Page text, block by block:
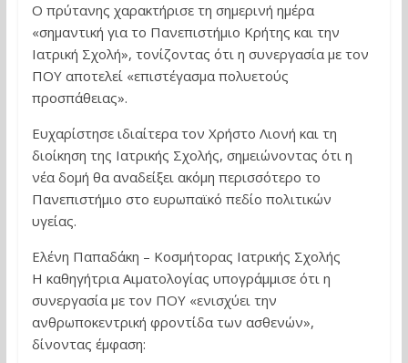
Ο πρύτανης χαρακτήρισε τη σημερινή ημέρα
«σημαντική για το Πανεπιστήμιο Κρήτης και την
Ιατρική Σχολή», τονίζοντας ότι η συνεργασία με τον
ΠΟΥ αποτελεί «επιστέγασμα πολυετούς
προσπάθειας».
Ευχαρίστησε ιδιαίτερα τον Χρήστο Λιονή και τη
διοίκηση της Ιατρικής Σχολής, σημειώνοντας ότι η
νέα δομή θα αναδείξει ακόμη περισσότερο το
Πανεπιστήμιο στο ευρωπαϊκό πεδίο πολιτικών
υγείας.
Ελένη Παπαδάκη – Κοσμήτορας Ιατρικής Σχολής
Η καθηγήτρια Αιματολογίας υπογράμμισε ότι η
συνεργασία με τον ΠΟΥ «ενισχύει την
ανθρωποκεντρική φροντίδα των ασθενών»,
δίνοντας έμφαση: